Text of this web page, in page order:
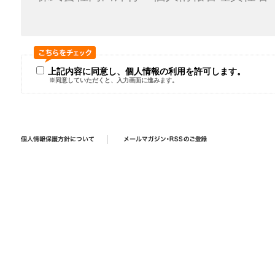
上記内容に同意し、個人情報の利用を許可します。
※同意していただくと、入力画面に進みます。